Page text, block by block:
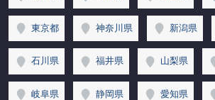
東京都 神奈川県 新潟県
石川県 福井県 山梨県
岐阜県 静岡県 愛知県